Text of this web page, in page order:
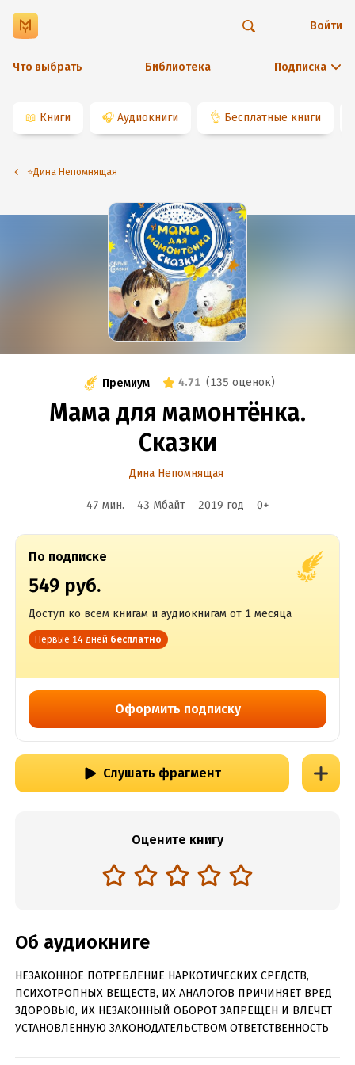
Что выбрать Библиотека Подписка
Войти
📖 Книги 🎧 Аудиокниги 👌 Бесплатные книги
⭐️Дина Непомнящая
Премиум 4.71 (135 оценок)
Мама для мамонтёнка.
Сказки
Дина Непомнящая
47 мин. 43 Мбайт 2019 год 0+
По подписке
549 руб.
Доступ ко всем книгам и аудиокнигам от 1 месяца
Первые 14 дней бесплатно
Оформить подписку
Слушать фрагмент
Оцените книгу
Об аудиокниге
НЕЗАКОННОЕ ПОТРЕБЛЕНИЕ НАРКОТИЧЕСКИХ СРЕДСТВ,
ПСИХОТРОПНЫХ ВЕЩЕСТВ, ИХ АНАЛОГОВ ПРИЧИНЯЕТ ВРЕД
ЗДОРОВЬЮ, ИХ НЕЗАКОННЫЙ ОБОРОТ ЗАПРЕЩЕН И ВЛЕЧЕТ
УСТАНОВЛЕННУЮ ЗАКОНОДАТЕЛЬСТВОМ ОТВЕТСТВЕННОСТЬ